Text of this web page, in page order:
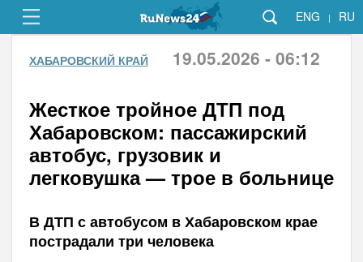
ENG | RU
ХАБАРОВСКИЙ КРАЙ 19.05.2026 - 06:12
Жесткое тройное ДТП под
Хабаровском: пассажирский
автобус, грузовик и
легковушка — трое в больнице
В ДТП с автобусом в Хабаровском крае
пострадали три человека